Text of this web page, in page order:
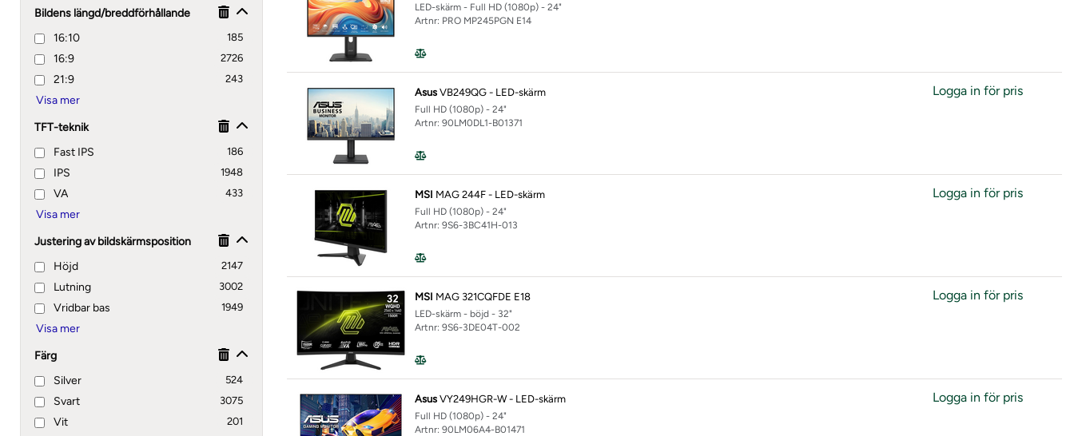
Bildens längd/breddförhållande
16:10
185
16:9 2726
21:9 243
TFT-teknik
Fast IPS
186
IPS 1948
VA 433
Justering av bildskärmsposition
Höjd
2147
Lutning 3002
Vridbar bas 1949
Färg
Silver
524
Svart 3075
Vit 201
LED-skärm - Full HD (1080p) - 24"
Artnr: PRO MP245PGN E14
Asus VB249QG - LED-skärm
Full HD (1080p) - 24"
Artnr: 90LM0DL1-B01371
Logga in för pris
MSI MAG 244F - LED-skärm
Full HD (1080p) - 24"
Artnr: 9S6-3BC41H-013
Logga in för pris
MSI MAG 321CQFDE E18
LED-skärm - böjd - 32"
Artnr: 9S6-3DE04T-002
Logga in för pris
Asus VY249HGR-W - LED-skärm
Full HD (1080p) - 24"
Artnr: 90LM06A4-B01471
Logga in för pris